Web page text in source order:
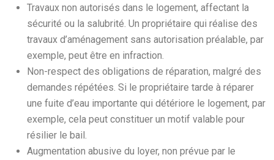
Travaux non autorisés dans le logement, affectant la
sécurité ou la salubrité. Un propriétaire qui réalise des
travaux d’aménagement sans autorisation préalable, par
exemple, peut être en infraction.
Non-respect des obligations de réparation, malgré des
demandes répétées. Si le propriétaire tarde à réparer
une fuite d’eau importante qui détériore le logement, par
exemple, cela peut constituer un motif valable pour
résilier le bail.
Augmentation abusive du loyer, non prévue par le